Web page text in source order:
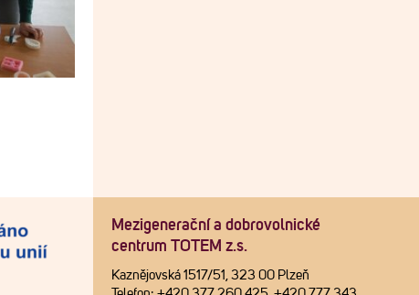
Mezigenerační a dobrovolnické
centrum TOTEM z.s.
Kaznějovská 1517/51, 323 00 Plzeň